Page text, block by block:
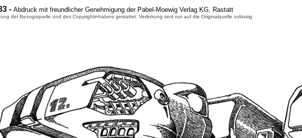
- Abdruck mit freundlicher Genehmigung der Pabel-Moewig Verlag KG, Rastatt
der Bezugsquelle und des Copyrightinhabers gestattet. Verlinkung sind nur auf die Originalquelle zulässig.